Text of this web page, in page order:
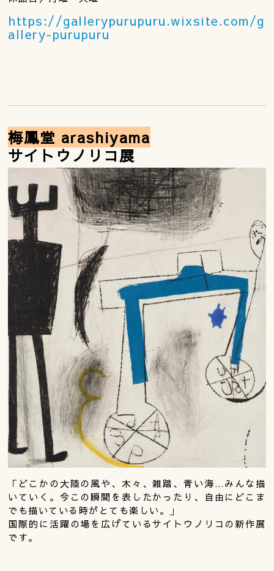
https://gallerypurupuru.wixsite.com/g
allery-purupuru
梅鳳堂 arashiyama
サイトウノリコ展
「どこかの大陸の風や、木々、雑踏、青い海…みんな描
いていく。今この瞬間を表したかったり、自由にどこま
でも描いている時がとても楽しい。」
国際的に活躍の場を広げているサイトウノリコの新作展
です。